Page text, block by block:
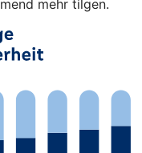
mehr tilgen.